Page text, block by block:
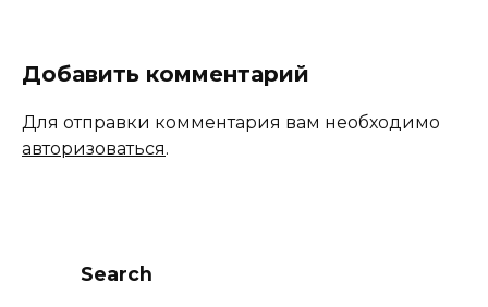
Добавить комментарий
Для отправки комментария вам необходимо
авторизоваться.
Search